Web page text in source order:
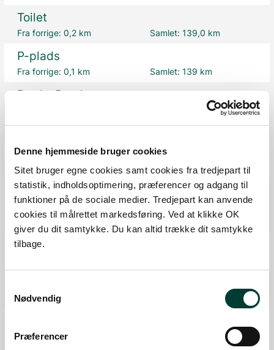
Denne hjemmeside bruger cookies
Sitet bruger egne cookies samt cookies fra tredjepart til
statistik, indholdsoptimering, præferencer og adgang til
funktioner på de sociale medier. Tredjepart kan anvende
cookies til målrettet markedsføring. Ved at klikke OK
giver du dit samtykke. Du kan altid trække dit samtykke
tilbage.
Nødvendig
Præferencer
Toilet
Fra forrige:0,2 km Samlet: 139,0 km
P-plads
Fra forrige:0,1 km Samlet: 139 km
Borde-Bænke
Fra forrige:4,5 km Samlet:143,4 km
Information
Fra forrige: Samlet: 143,5 km
P-plads
P-plads
Samlet:
P-plads
Fra forrige:
Kano/kajak rastested